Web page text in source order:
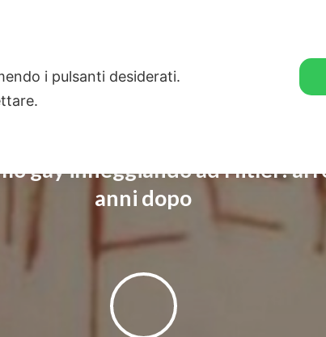
gay inneggiando ad Hitler:
anni dopo
i pulsanti desiderati.